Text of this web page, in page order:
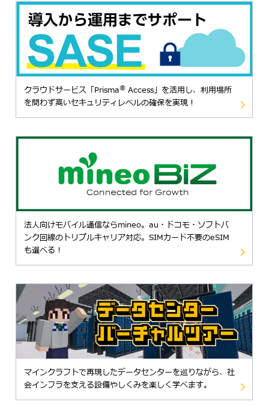
クラウドサービス「Prisma® Access」を活用し、利用場所
を問わず高いセキュリティレベルの確保を実現！
法人向けモバイル通信ならmineo。au・ドコモ・ソフトバ
ンク回線のトリプルキャリア対応。SIMカード不要のeSIM
も選べる！
マインクラフトで再現したデータセンターを巡りながら、社
会インフラを支える設備やしくみを楽しく学べます。